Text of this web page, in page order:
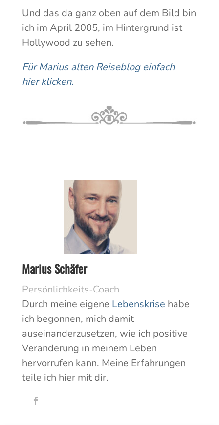
Und das da ganz oben auf dem Bild bin
ich im April 2005, im Hintergrund ist
Hollywood zu sehen.
Für Marius alten Reiseblog einfach
hier klicken.
Marius Schäfer
Persönlichkeits-Coach
Durch meine eigene Lebenskrise habe
ich begonnen, mich damit
auseinanderzusetzen, wie ich positive
Veränderung in meinem Leben
hervorrufen kann. Meine Erfahrungen
teile ich hier mit dir.